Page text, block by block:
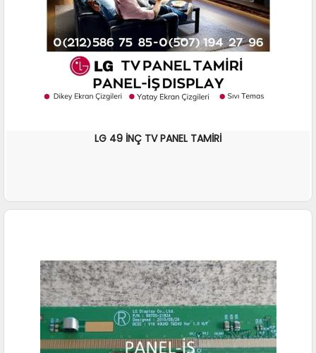
LG 49 İNÇ TV PANEL TAMİRİ